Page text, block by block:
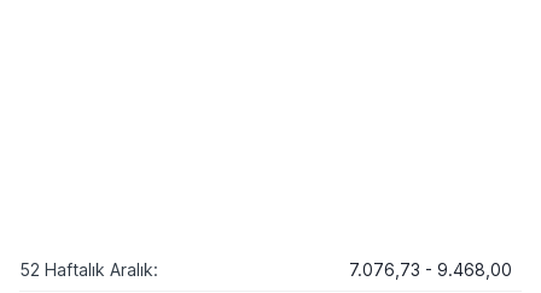
52 Haftalık Aralık: 7.076,73 - 9.468,00